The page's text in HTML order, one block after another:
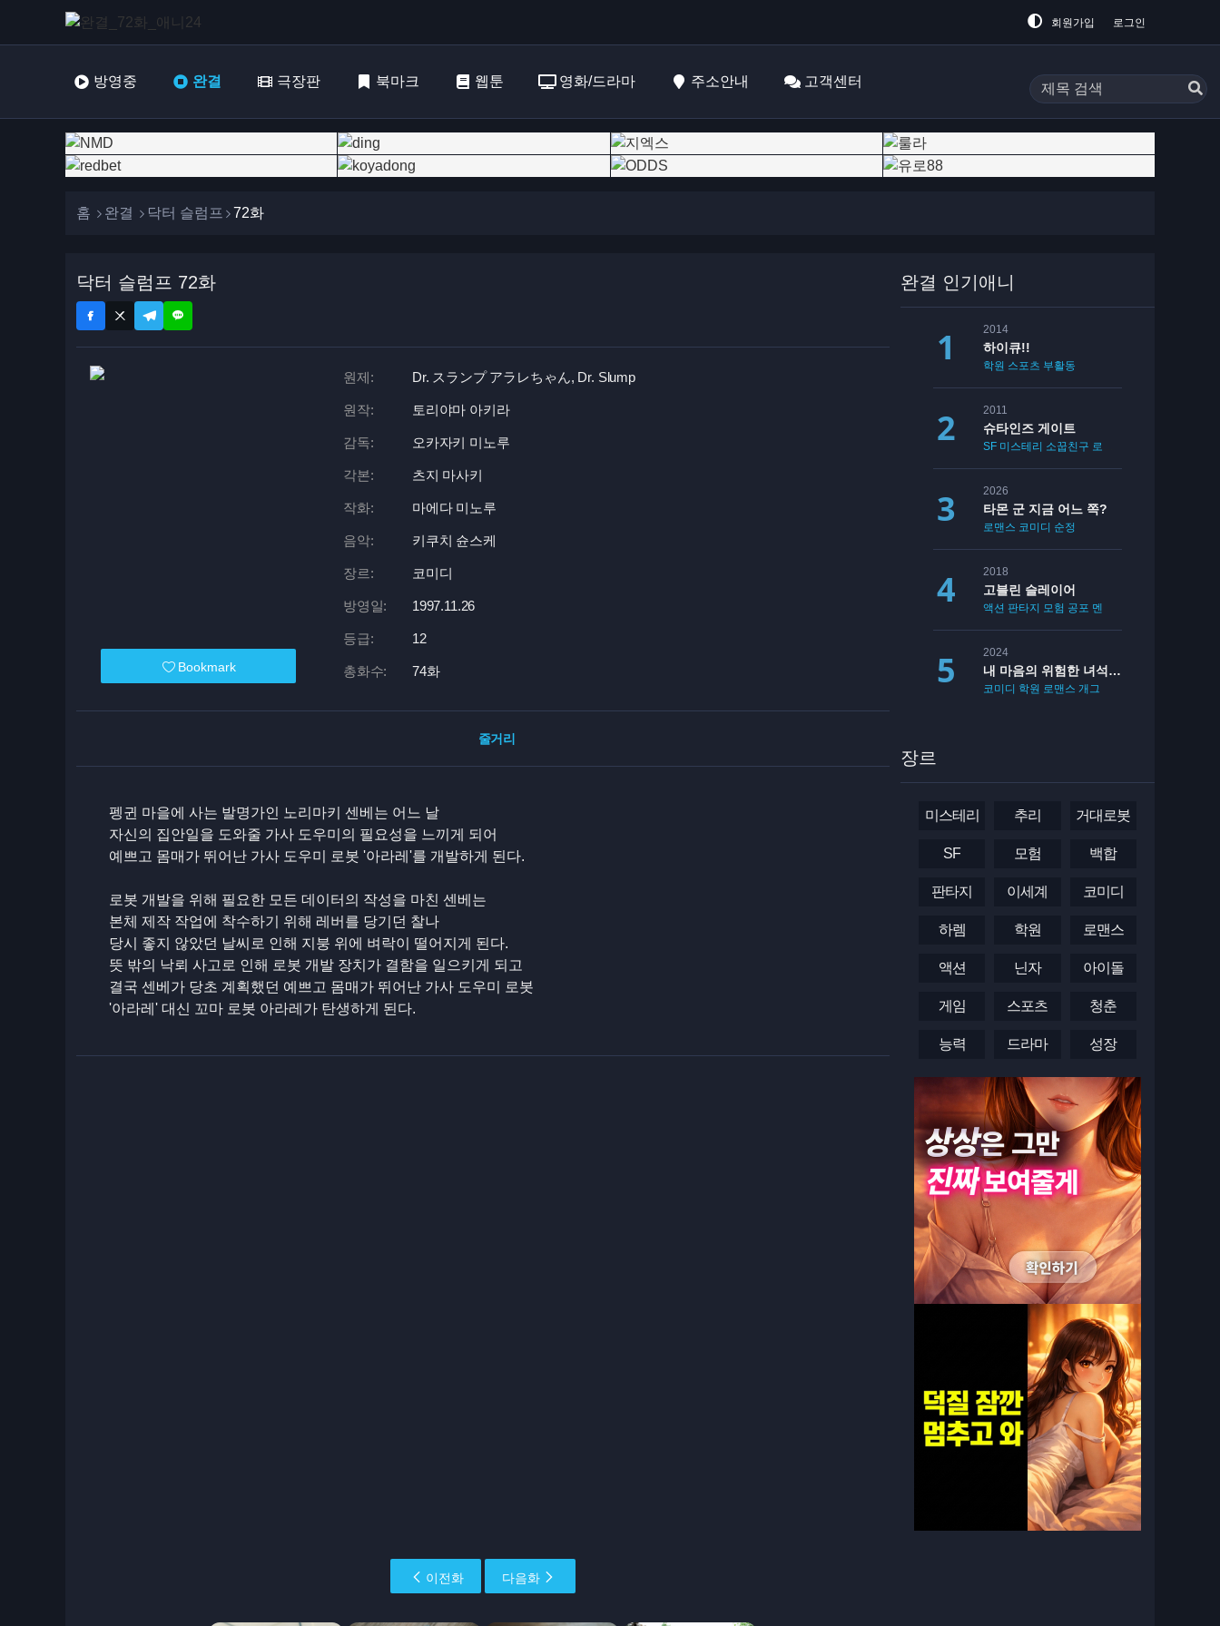
회원가입 로그인
방영중 완결 극장판 북마크 웹툰 영화/드라마 주소안내 고객센터
홈 완결 닥터 슬럼프 72화
닥터 슬럼프 72화
Bookmark
원제: Dr. スランプ アラレちゃん, Dr. Slump
원작: 토리야마 아키라
감독: 오카자키 미노루
각본: 츠지 마사키
작화: 마에다 미노루
음악: 키쿠치 슌스케
장르: 코미디
방영일: 1997.11.26
등급: 12
총화수: 74화
줄거리
펭귄 마을에 사는 발명가인 노리마키 센베는 어느 날
자신의 집안일을 도와줄 가사 도우미의 필요성을 느끼게 되어
예쁘고 몸매가 뛰어난 가사 도우미 로봇 '아라레'를 개발하게 된다.
로봇 개발을 위해 필요한 모든 데이터의 작성을 마친 센베는
본체 제작 작업에 착수하기 위해 레버를 당기던 찰나
당시 좋지 않았던 날씨로 인해 지붕 위에 벼락이 떨어지게 된다.
뜻 밖의 낙뢰 사고로 인해 로봇 개발 장치가 결함을 일으키게 되고
결국 센베가 당초 계획했던 예쁘고 몸매가 뛰어난 가사 도우미 로봇
'아라레' 대신 꼬마 로봇 아라레가 탄생하게 된다.
이전화 다음화
완결 인기애니
2014
하이큐!!
학원 스포츠 부활동
2011
슈타인즈 게이트
SF 미스테리 소꿉친구 로맨스
2026
타몬 군 지금 어느 쪽?
로맨스 코미디 순정
2018
고블린 슬레이어
액션 판타지 모험 공포 멘붕
2024
내 마음의 위험한 녀석 2기
코미디 학원 로맨스 개그
장르
미스테리 추리 거대로봇
SF 모험 백합
판타지 이세계 코미디
하렘 학원 로맨스
액션 닌자 아이돌
게임 스포츠 청춘
능력 드라마 성장